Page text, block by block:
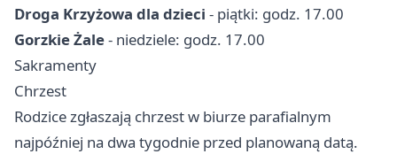
Droga Krzyżowa dla dzieci - piątki: godz. 17.00
Gorzkie Żale- niedziele: godz. 17.00
Sakramenty
Chrzest
Rodzice zgłaszają chrzest w biurze parafialnym
najpóźniej na dwa tygodnie przed planowaną datą.